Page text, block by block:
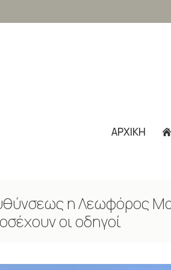
ΑΡΧΙΚΗ
η Λεωφόρος
οι οδηγοί